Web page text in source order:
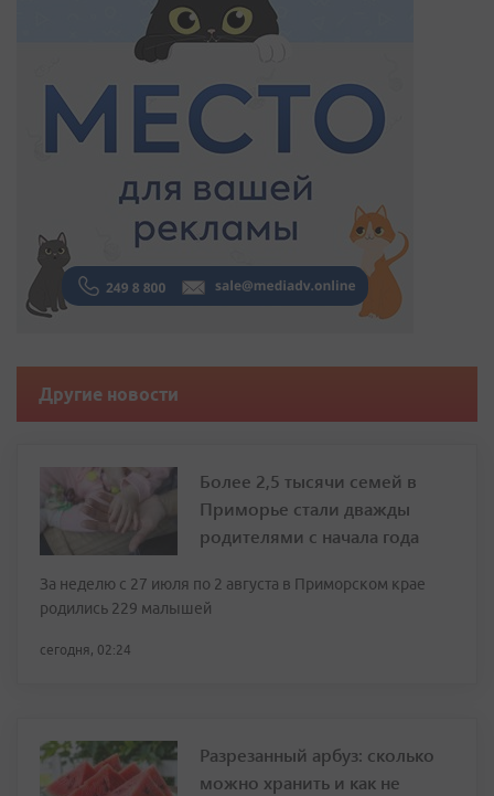
Другие новости
Более 2,5 тысячи семей в
Приморье стали дважды
родителями с начала года
За неделю с 27 июля по 2 августа в Приморском крае
родились 229 малышей
сегодня, 02:24
Разрезанный арбуз: сколько
можно хранить и как не